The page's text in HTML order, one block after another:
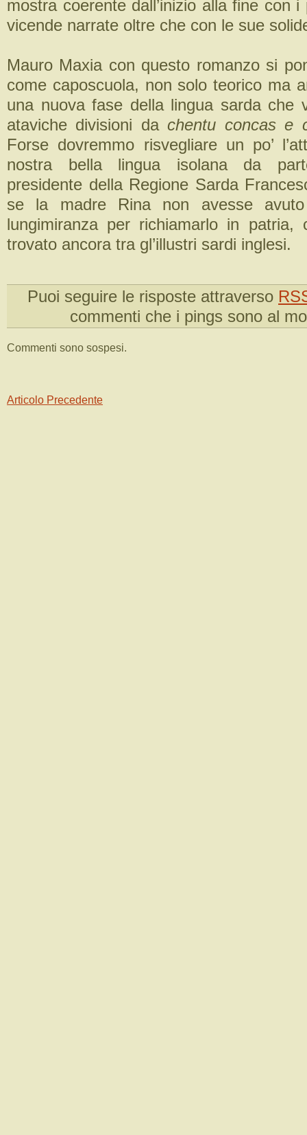
mostra coerente dall’inizio alla fine con
vicende narrate oltre che con le sue
Mauro Maxia con questo romanzo si
come caposcuola, non solo teorico ma
una nuova fase della lingua sarda che
ataviche divisioni dachentu concas e
Forse dovremmo risvegliare un po’
nostra bella lingua isolana da
presidente della Regione Sarda
se la madre Rina non avesse
lungimiranza per richiamarlo in patria,
trovato ancora tra gl’illustri sardi inglesi.
Puoi seguire le risposte attraverso
commenti che i pings sono al
Commenti sono sospesi.
Articolo Precedente